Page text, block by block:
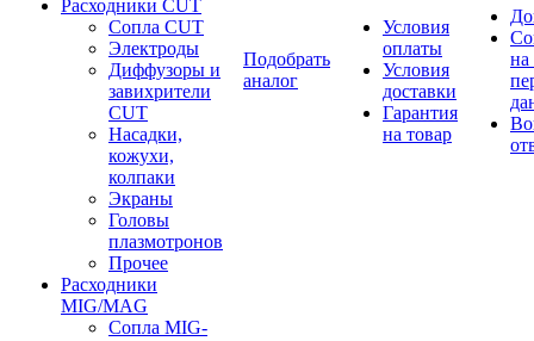
Расходники CUT
Сопла CUT
Электроды
Диффузоры и
завихрители
CUT
Насадки,
кожухи,
колпаки
Экраны
Головы
плазмотронов
Прочее
Расходники
MIG/MAG
Сопла MIG-
Подобрать
аналог
Условия
оплаты
Условия
доставки
Гарантия
на товар
на